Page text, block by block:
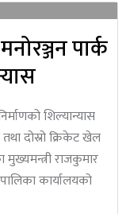
पार्क
शिल्यान्यास
दोस्रो क्रिकेट खेल
मुख्यमन्त्री राजकुमार
कार्यालयको